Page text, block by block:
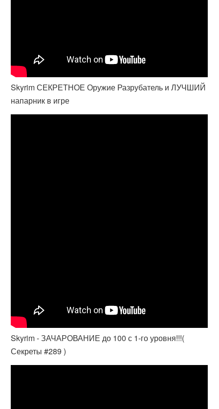
Skyrim СЕКРЕТНОЕ Оружие Разрубатель и ЛУЧШИЙ
напарник в игре
Skyrim - ЗАЧАРОВАНИЕ до 100 с 1-го уровня!!!(
Секреты #289 )